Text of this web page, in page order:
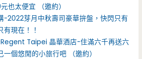
也太便宜 （邀約）
-2022芽月中秋壽司豪華拚盤，快閃只有
有現在！！
Taipei 晶華酒店-住滿六千再送六
個悠閒的小旅行吧 （邀約）